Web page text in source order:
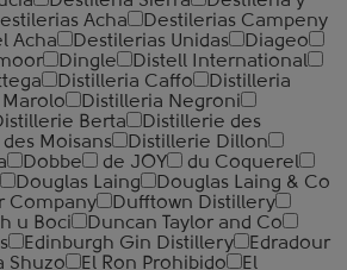
Acha
Destilerias Campeny
Acha
Destilerias Unidas
Diageo
Dingle
Distell International
Distilleria Caffo
Distilleria
Marolo
Distilleria Negroni
Berta
Distillerie des
Moisans
Distillerie Dillon
Dobbe de JOY
du Coquerel
Douglas Laing
Douglas Laing & Co
Company
Dufftown Distillery
u Boci
Duncan Taylor and Co
Edinburgh Gin Distillery
Edradour
Shuzo El Ron Prohibido
El